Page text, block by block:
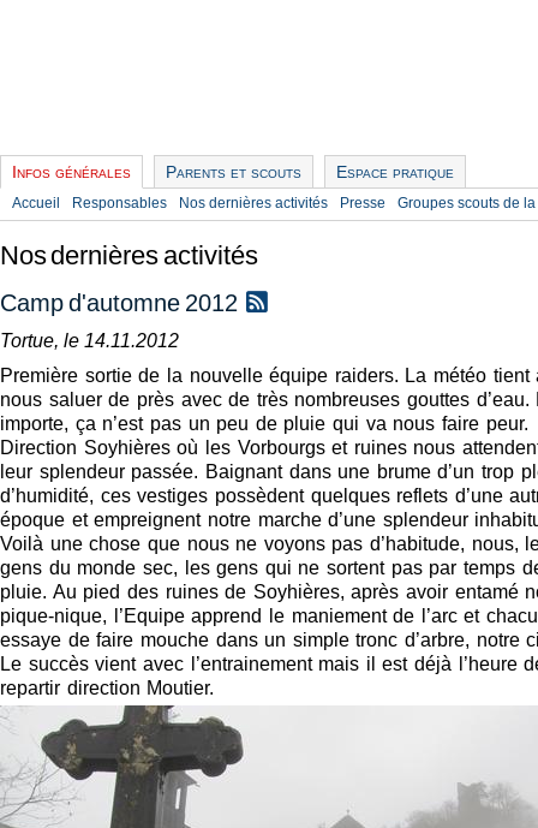
Infos générales Parents et scouts Espace pratique
Accueil Responsables Nos dernières activités Presse Groupes scouts de
Nos dernières activités
Camp d'automne 2012
Tortue, le 14.11.2012
Première sortie de la nouvelle équipe raiders. La météo tient
nous saluer de près avec de très nombreuses gouttes d’eau.
importe, ça n’est pas un peu de pluie qui va nous faire peur.
Direction Soyhières où les Vorbourgs et ruines nous
leur splendeur passée. Baignant dans une brume d’un trop
d’humidité, ces vestiges possèdent quelques reflets d’une
époque et empreignent notre marche d’une splendeur
Voilà une chose que nous ne voyons pas d’habitude, nous,
gens du monde sec, les gens qui ne sortent pas par temps
pluie. Au pied des ruines de Soyhières, après avoir entamé
pique-nique, l’Equipe apprend le maniement de l’arc et
essaye de faire mouche dans un simple tronc d’arbre, notre
Le succès vient avec l’entrainement mais il est déjà l’heure
repartir direction Moutier.